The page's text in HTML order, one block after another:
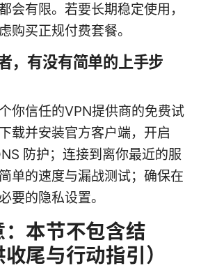
会有限。若要长期稳定使用，
购买正规付费套餐。
，有没有简单的上手步
你信任的VPN提供商的免费试
载并安装官方客户端，开启
防护；连接到离你最近的服
单的速度与漏战测试；确保在
要的隐私设置。
本节不包含结
尾与行动指引）